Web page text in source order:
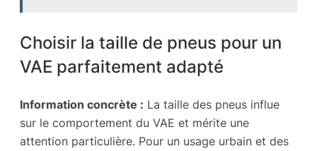
Choisir la taille de pneus pour un
VAE parfaitement adapté
Information concrète : La taille des pneus influe
sur le comportement du VAE et mérite une
attention particulière. Pour un usage urbain et des